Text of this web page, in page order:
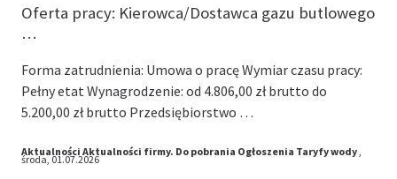
Oferta pracy: Kierowca/Dostawca gazu butlowego
…
Forma zatrudnienia: Umowa o pracę Wymiar czasu pracy:
Pełny etat Wynagrodzenie: od 4.806,00 zł brutto do
5.200,00 zł brutto Przedsiębiorstwo …
Aktualności Aktualności firmy. Do pobrania Ogłoszenia Taryfy wody,
środa, 01.07.2026